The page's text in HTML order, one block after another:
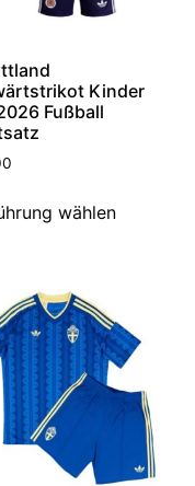
Kinder
Fußball
wählen